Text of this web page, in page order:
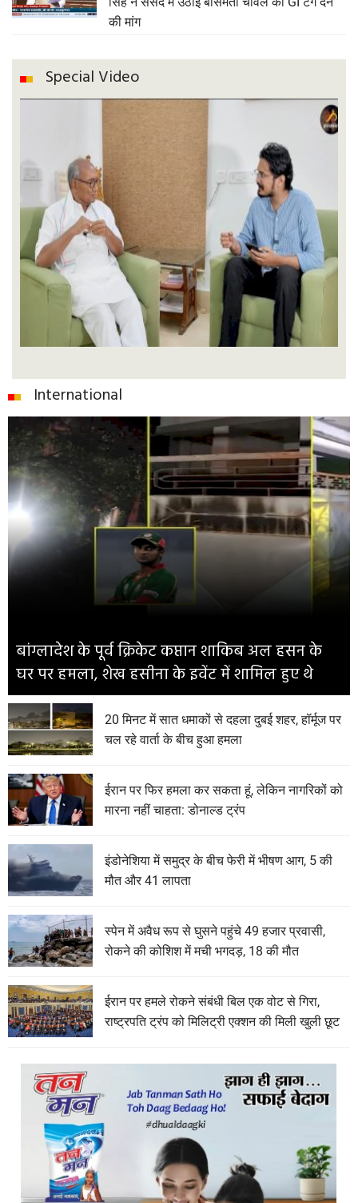
की मांग
Special Video
International
बांग्लादेश के पूर्व क्रिकेट कप्तान शाकिब अल हसन के
घर पर हमला, शेख हसीना के इवेंट में शामिल हुए थे
20 मिनट में सात धमाकों से दहला दुबई शहर, हॉर्मूज पर
चल रहे वार्ता के बीच हुआ हमला
ईरान पर फिर हमला कर सकता हूं, लेकिन नागरिकों को
मारना नहीं चाहता: डोनाल्ड ट्रंप
इंडोनेशिया में समुद्र के बीच फेरी में भीषण आग, 5 की
मौत और 41 लापता
स्पेन में अवैध रूप से घुसने पहुंचे 49 हजार प्रवासी,
रोकने की कोशिश में मची भगदड़, 18 की मौत
ईरान पर हमले रोकने संबंधी बिल एक वोट से गिरा,
राष्ट्रपति ट्रंप को मिलिट्री एक्शन की मिली खुली छूट